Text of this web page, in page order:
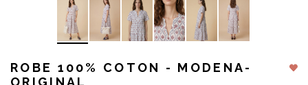
ROBE 100% COTON - MODENA-